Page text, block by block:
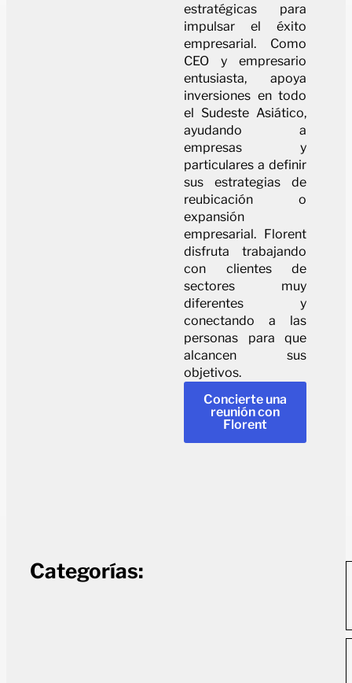
estratégicas para
impulsar el éxito
empresarial. Como
CEO y empresario
entusiasta, apoya
inversiones en todo
el Sudeste Asiático,
ayudando a
empresas y
particulares a definir
sus estrategias de
reubicación o
expansión
empresarial. Florent
disfruta trabajando
con clientes de
sectores muy
diferentes y
conectando a las
personas para que
alcancen sus
objetivos.
Concierte una
reunión con
Florent
Categorías: